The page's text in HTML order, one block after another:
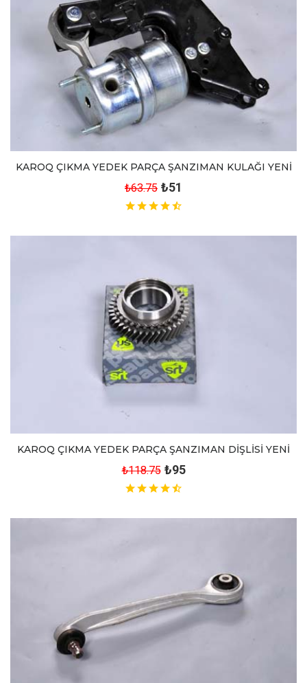
KAROQ ÇIKMA YEDEK PARÇA ŞANZIMAN KULAĞI YENİ
₺63.75 ₺51
KAROQ ÇIKMA YEDEK PARÇA ŞANZIMAN DİŞLİSİ YENİ
₺118.75 ₺95